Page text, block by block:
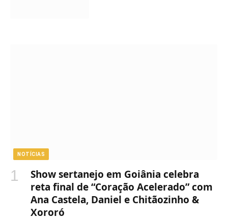
NOTÍCIAS
Show sertanejo em Goiânia celebra
reta final de “Coração Acelerado” com
Ana Castela, Daniel e Chitãozinho &
Xororó